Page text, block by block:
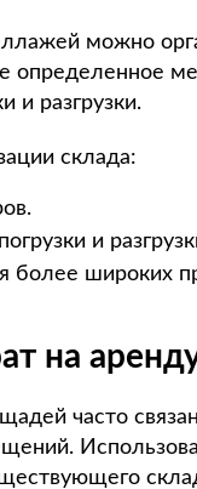
можно
определенное
и разгрузки.
склада:
и
более широких
на
часто